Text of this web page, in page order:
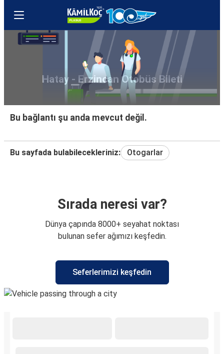
Hatay - Erzincan Otobüs Bileti
Bu bağlantı şu anda mevcut değil.
Bu sayfada bulabilecekleriniz: Otogarlar
Sırada neresi var?
Dünya çapında 8000+ seyahat noktası
bulunan sefer ağımızı keşfedin.
Seferlerimizi keşfedin